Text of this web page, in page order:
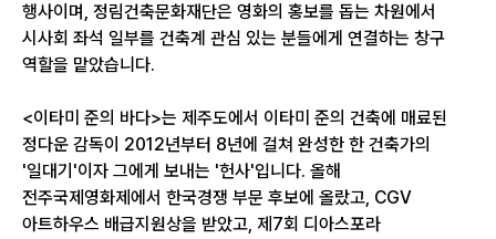
행사이며, 정림건축문화재단은 영화의 홍보를 돕는 차원에서
시사회 좌석 일부를 건축계 관심 있는 분들에게 연결하는 창구
역할을 맡았습니다.
<이타미 준의 바다>는 제주도에서 이타미 준의 건축에 매료된
정다운 감독이 2012년부터 8년에 걸쳐 완성한 한 건축가의
'일대기'이자 그에게 보내는 '헌사'입니다. 올해
전주국제영화제에서 한국경쟁 부문 후보에 올랐고, CGV
아트하우스 배급지원상을 받았고, 제7회 디아스포라